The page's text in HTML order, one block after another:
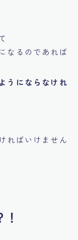
なるのであれば
うにならなけれ
ればいけません